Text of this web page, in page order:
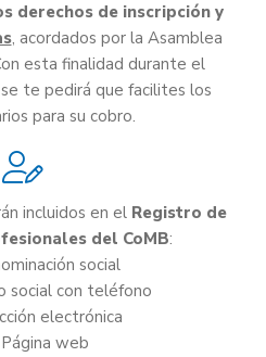
derechos de inscripción y
, acordados por la Asamblea
esta finalidad durante el
te pedirá que facilites los
para su cobro.
incluidos en el Registro de
del CoMB:
social
social con teléfono
electrónica
Página web